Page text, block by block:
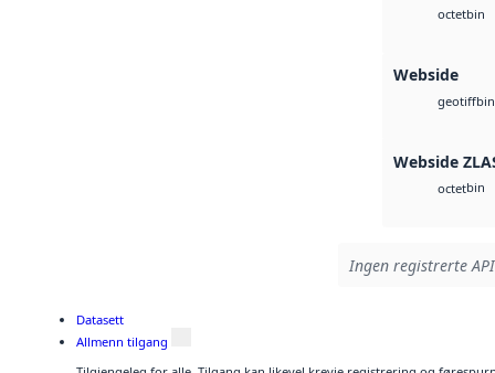
octetbin
Webside
geotiffbin
Webside
octetbin
Ingen registrerte
Datasett
Allmenn tilgang